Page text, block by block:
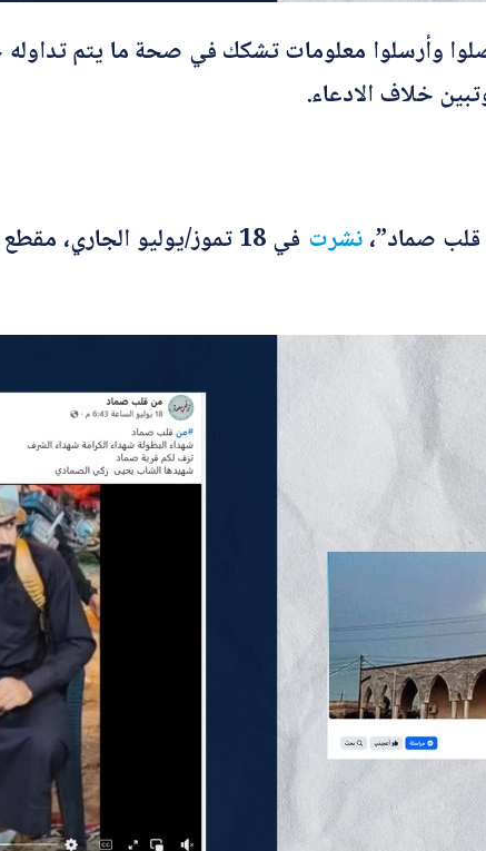
وأرسلوا معلومات تشكك في صحة ما يتم
خلاف الادعاء.
صماد”،نشرت
في 18 تموز/يوليو